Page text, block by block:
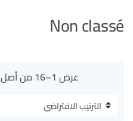
Non classé
عرض 1–16 من أصل 34 نتيجة